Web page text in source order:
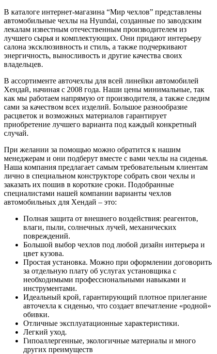
В каталоге интернет-магазина “Мир чехлов” представлены
автомобильные чехлы на Hyundai, созданные по заводским
лекалам известным отечественным производителем из
лучшего сырья и комплектующих. Они придают интерьеру
салона эксклюзивность и стиль, а также подчеркивают
энергичность, выносливость и другие качества своих
владельцев.
В ассортименте авточехлы для всей линейки автомобилей
Хендай, начиная с 2008 года. Наши цены минимальные, так
как мы работаем напрямую от производителя, а также следим
сами за качеством всех изделий. Большое разнообразие
расцветок и возможных материалов гарантирует
приобретение лучшего варианта под каждый конкретный
случай.
При желании за помощью можно обратится к нашим
менеджерам и они подберут вместе с вами чехлы на сиденья.
Наша компания предлагает самым требовательным клиентам
лично в специальном конструкторе собрать свои чехлы и
заказать их пошив в короткие сроки. Подобранные
специалистами нашей компании варианты чехлов
автомобильных для Хендай – это:
Полная защита от внешнего воздействия: реагентов,
влаги, пыли, солнечных лучей, механических
повреждений.
Большой выбор чехлов под любой дизайн интерьера и
цвет кузова.
Простая установка. Можно при оформлении договорить
за отдельную плату об услугах установщика с
необходимыми профессиональными навыками и
инструментами.
Идеальный крой, гарантирующий плотное прилегание
авточехла к сиденью, что создает впечатление «родной»
обивки.
Отличные эксплуатационные характеристики.
Легкий уход.
Гипоаллергенные, экологичные материалы и много
других преимуществ